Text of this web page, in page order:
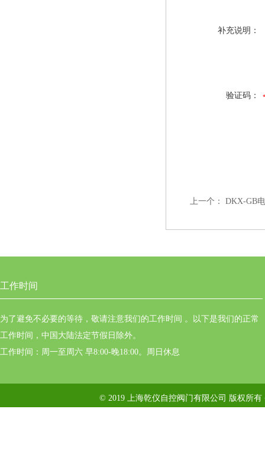
补充说明：
验证码：
上一个： DKX-GB
工作时间
为了避免不必要的等待，敬请注意我们的工作时间 。以下是我们的正常
工作时间，中国大陆法定节假日除外。
工作时间：周一至周六 早8:00-晚18:00。周日休息
© 2019 上海乾仪自控阀门有限公司 版权所有